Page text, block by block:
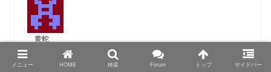
黄蛇
TRIMUI Model S、PowKiddyさん名義の物もシタンさ
メニュー HOME 検索 Forum トップ サイドバー